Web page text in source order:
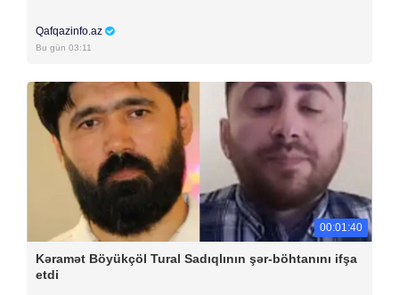
Qafqazinfo.az
Bu gün 03:11
00:01:40
Kəramət Böyükçöl Tural Sadıqlının şər-böhtanını ifşa
etdi